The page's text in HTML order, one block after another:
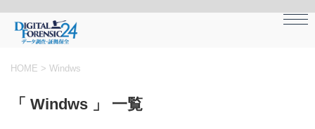
HOME > Windws
「 Windws 」 一覧